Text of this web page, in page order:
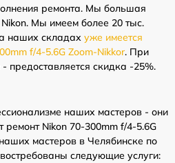
ремонта. Мы большая
Nikon. Мы имеем более 20 тыс.
наших складах уже имеется
f/4-5.6G Zoom-Nikkor. При
предоставляется скидка -25%.
наших мастеров - они
ремонт Nikon 70-300mm f/4-5.6G
мастеров в Челябинске по
следующие услуги: